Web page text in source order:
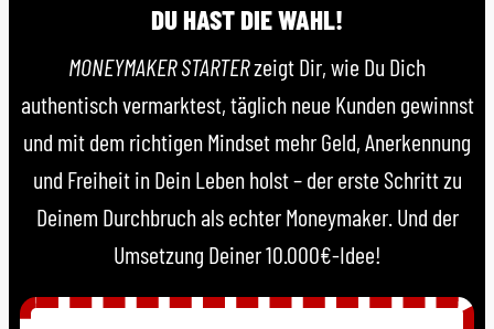
DU HAST DIE WAHL!
MONEYMAKER STARTERzeigt Dir, wie Du Dich
authentisch vermarktest, täglich neue Kunden gewinnst
und mit dem richtigen Mindset mehr Geld, Anerkennung
und Freiheit in Dein Leben holst – der erste Schritt zu
Deinem Durchbruch als echter Moneymaker. Und der
Umsetzung Deiner 10.000€-Idee!